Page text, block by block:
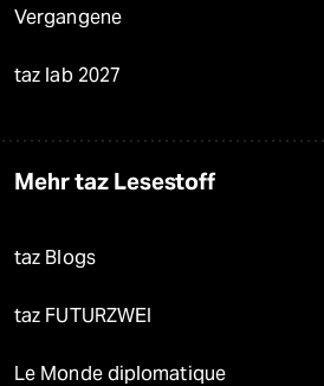
Vergangene
taz lab 2027
Mehr taz Lesestoff
taz Blogs
taz FUTURZWEI
Le Monde diplomatique